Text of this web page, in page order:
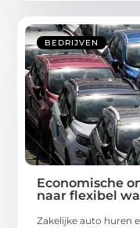
BEDRIJVEN
Economische
naar flexibel
Zakelijke auto huren